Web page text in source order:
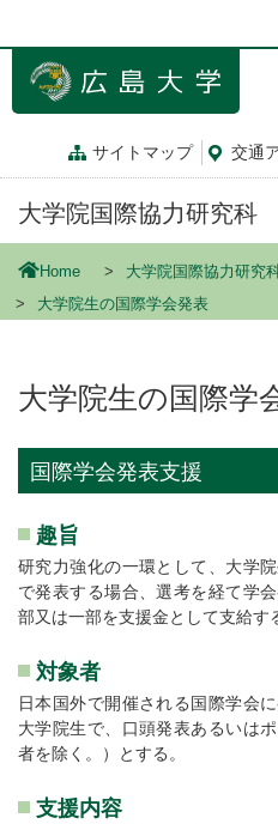
ン
サイトマップ 交通
大学院国際協力研究科
Home 大学院国際協力研究
大学院生の国際学会発表
大学院生の国際学
国際学会発表支援
趣旨
研究力強化の一環として、大学
で発表する場合、選考を経て学
部又は一部を支援金として支給す
対象者
日本国外で開催される国際学会
大学院生で、口頭発表あるいは
者を除く。）とする。
支援内容